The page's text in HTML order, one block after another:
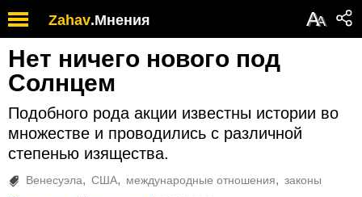
Zahav.Мнения АА
Нет ничего нового под
Солнцем
Подобного рода акции известны истории во
множестве и проводились с различной
степенью изящества.
Венесуэла США международные отношения законы